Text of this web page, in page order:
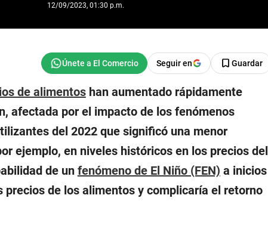
12/09/2023, 01:30 p.m.
Seguir en Guardar
de alimentoshan aumentado rápidamente
afectada por el impacto de los fenómenos
del 2022 que significó una menor
ejemplo, en niveles históricos en los precios del
de un fenómeno de El Niño (FEN) a inicios
precios de los alimentos y complicaría el retorno